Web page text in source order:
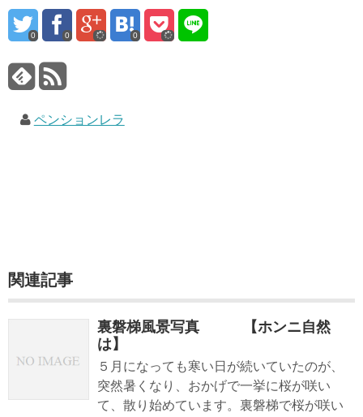
0 0 0
ペンションレラ
関連記事
裏磐梯風景写真 【ホンニ自然
は】
５月になっても寒い日が続いていたのが、
突然暑くなり、おかげで一挙に桜が咲い
て、散り始めています。裏磐梯で桜が咲い